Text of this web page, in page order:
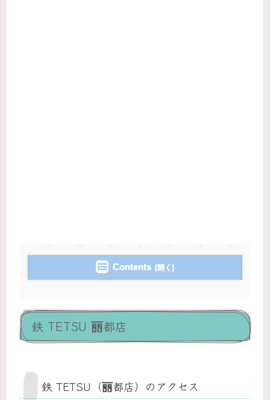
Contents
鉄 TETSU 丽都店
鉄 TETSU（丽都店）のアクセス